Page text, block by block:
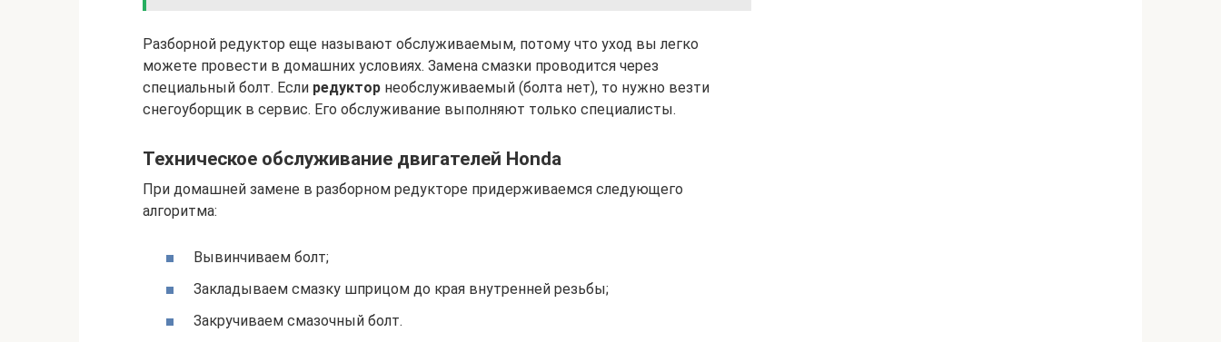
Разборной редуктор еще называют обслуживаемым, потому что уход вы легко
можете провести в домашних условиях. Замена смазки проводится через
специальный болт. Если редуктор необслуживаемый (болта нет), то нужно везти
снегоуборщик в сервис. Его обслуживание выполняют только специалисты.
Техническое обслуживание двигателей Honda
При домашней замене в разборном редукторе придерживаемся следующего
алгоритма:
Вывинчиваем болт;
Закладываем смазку шприцом до края внутренней резьбы;
Закручиваем смазочный болт.